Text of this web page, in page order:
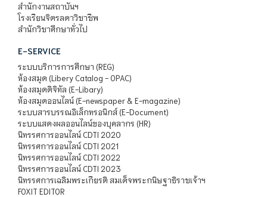
สำนักงานสถาบันฯ
โรงเรียนจิตรลดาวิชาชีพ
สำนักวิชาศึกษาทั่วไป
E-SERVICE
ระบบบริการการศึกษา (REG)
ห้องสมุด (Libery Catalog - OPAC)
ห้องสมุดดิจิทัล (E-Libary)
ห้องสมุดออนไลน์ (E-newspaper & E-magazine)
ระบบสารบรรณอิเล็กทรอนิกส์ (E-Document)
ระบบแสดงผลออนไลน์ของบุคลากร (HR)
นิทรรศการออนไลน์ CDTI 2020
นิทรรศการออนไลน์ CDTI 2021
นิทรรศการออนไลน์ CDTI 2022
นิทรรศการออนไลน์ CDTI 2023
นิทรรศการเฉลิมพระเกียรติ สมเด็จพระกนิษฐาธิราชเจ้าฯ
FOXIT EDITOR